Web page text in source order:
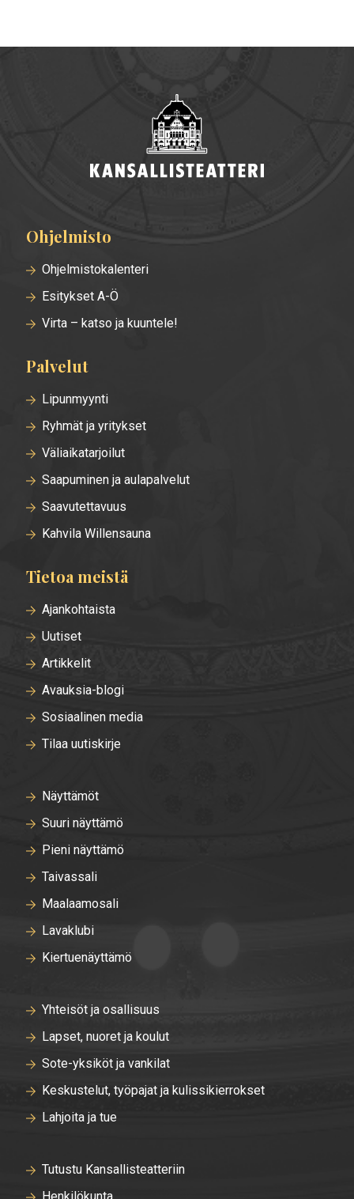
Alatunnisteen
valikko
Ohjelmisto
Ohjelmistokalenteri
Esitykset A-Ö
Virta – katso ja kuuntele!
Palvelut
Lipunmyynti
Ryhmät ja yritykset
Väliaikatarjoilut
Saapuminen ja aulapalvelut
Saavutettavuus
Kahvila Willensauna
Tietoa meistä
Ajankohtaista
Uutiset
Artikkelit
Avauksia-blogi
Sosiaalinen media
Tilaa uutiskirje
Näyttämöt
Suuri näyttämö
Pieni näyttämö
Taivassali
Maalaamosali
Lavaklubi
Kiertuenäyttämö
Yhteisöt ja osallisuus
Lapset, nuoret ja koulut
Sote-yksiköt ja vankilat
Keskustelut, työpajat ja kulissikierrokset
Lahjoita ja tue
Tutustu Kansallisteatteriin
Henkilökunta